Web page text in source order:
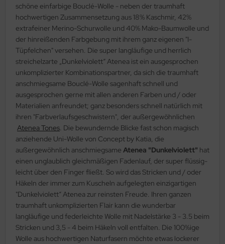
schöne einfarbige Bouclé-Wolle - neben der traumhaft
hochwertigen Zusammensetzung aus 18% Kaschmir, 42%
extrafeiner Merino-Schurwolle und 40% Mako-Baumwolle und
der hinreißenden Farbgebung mit ihrem ganz eigenen "I-
Tüpfelchen" versehen. Die super langläufige und herrlich
streichelzarte „Dunkelviolett“ Atenea ist ein ausgesprochen
unkomplizierter Kombinationspartner, da sich die traumhaft
anschmiegsame Bouclé-Wolle sagenhaft schnell und
ausgesprochen gerne mit allen anderen Farben und / oder
Materialien anfreundet; ganz besonders schnell natürlich mit
ihren "Farbverlaufsgeschwistern", der außergewöhnlichen
Atenea Tones. Die bewundernde Blicke fast schon magisch
anziehende Uni-Wolle von Concept by Katia, die
außergewöhnlich anschmiegsame Atenea "Dunkelviolett" hat
einen unglaublich gleichmäßigen Fadenlauf, der super flüssig-
leicht über den Finger fließt. So wird das Stricken und / oder
Häkeln der immer zum Kuscheln aufgelegten einzigartigen
"Dunkelviolett“ Atenea zur reinsten Freude. Ihren ganzen
traumhaft unkomplizierten Flair kann die wunderbar
langläufige und federleichte Wolle mit Nadelstärke 3 - 3.5 beim
Stricken und 3,5 - 4 beim Häkeln voll entfalten. Die 100%ige
Wolle aus hochwertigen Naturfasern möchte etwas lockerer